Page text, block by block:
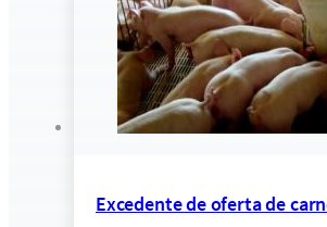
Excedente de oferta de